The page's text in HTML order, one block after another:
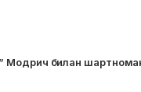
Модрич билан